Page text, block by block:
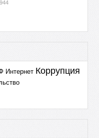
Интернет Коррупция